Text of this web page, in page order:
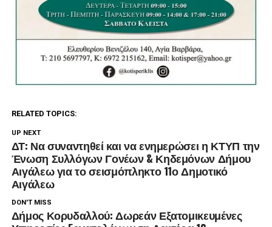
RELATED TOPICS:
UP NEXT
ΔΤ: Να συναντηθεί και να ενημερώσει η ΚΤΥΠ την
Ένωση Συλλόγων Γονέων & Κηδεμόνων Δήμου
Αιγάλεω για το σεισμόπληκτο 11ο Δημοτικό
Αιγάλεω
DON'T MISS
Δήμος Κορυδαλλού: Δωρεάν Εξατομικευμένες